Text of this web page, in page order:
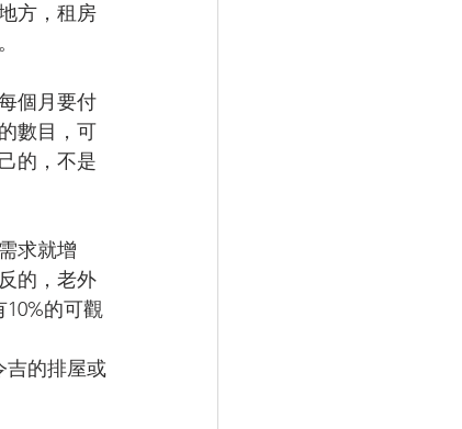
方，租房
個月要付
數目，可
的，不是
求就增
的，老外
的可觀
吉的排屋或